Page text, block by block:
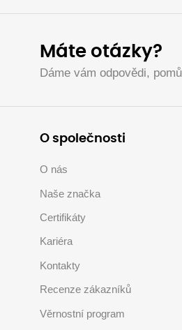
Máte otázky?
Dáme vám odpovědi,
O společnosti
O nás
Naše značka
Certifikáty
Kariéra
Kontakty
Recenze zákazníků
Věrnostní program